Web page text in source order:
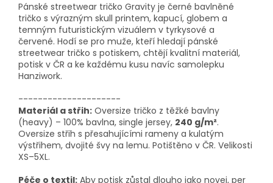
Pánské streetwear tričko Gravity je černé bavlněné
tričko s výrazným skull printem, kapucí, globem a
temným futuristickým vizuálem v tyrkysové a
červené. Hodí se pro muže, kteří hledají pánské
streetwear tričko s potiskem, chtějí kvalitní materiál,
potisk v ČR a ke každému kusu navíc samolepku
Hanziwork.
---------------------
Materiál a střih: Oversize tričko z těžké bavlny
(heavy) – 100% bavlna, single jersey, 240 g/m².
Oversize střih s přesahujícími rameny a kulatým
výstřihem, dvojité švy na lemu. Potištěno v ČR. Velikosti
XS–5XL.
Péče o textil: Aby potisk zůstal dlouho jako novej, per